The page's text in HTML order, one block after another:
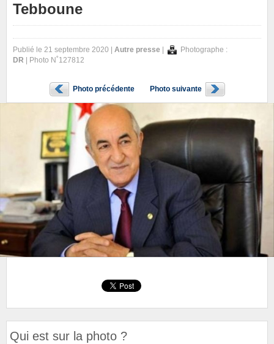
Tebboune
Publié le 21 septembre 2020 | Autre presse
Photographe :
DR | Photo N˚127812
Photo précédente Photo suivante
Qui est sur la photo ?